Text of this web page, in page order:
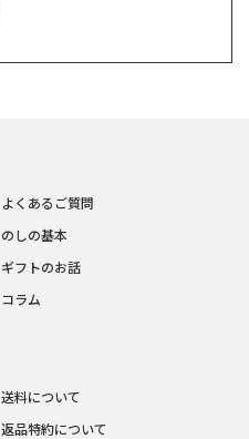
よくあるご質問
のしの基本
ギフトのお話
コラム
送料について
返品特約について